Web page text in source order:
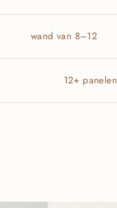
wand van 8–12
12+ panelen